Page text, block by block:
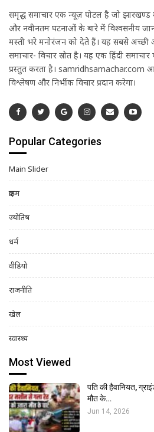
समृद्ध समाचार एक न्यूज़ पोर्टल है जो झारखण्ड
और नवीनतम घटनाओं के बारे में विश्वसनीय
मस्ती भरे मनोरंजन को देते हैं। यह सबसे अच्छी
समाचार- विचार स्रोत है। यह एक हिंदी समाचार
प्रस्तुत करता है। samridhsamachar.com
विश्लेषण और निर्भीक विचार प्रदान करेगा।
Popular Categories
Main Slider
क्राइम
ज्योतिष
धर्म
वीडियो
राजनीति
खेल
स्वास्थ्य
Most Viewed
पति की हैवानियत,
मौत के…
Jun 14, 2026